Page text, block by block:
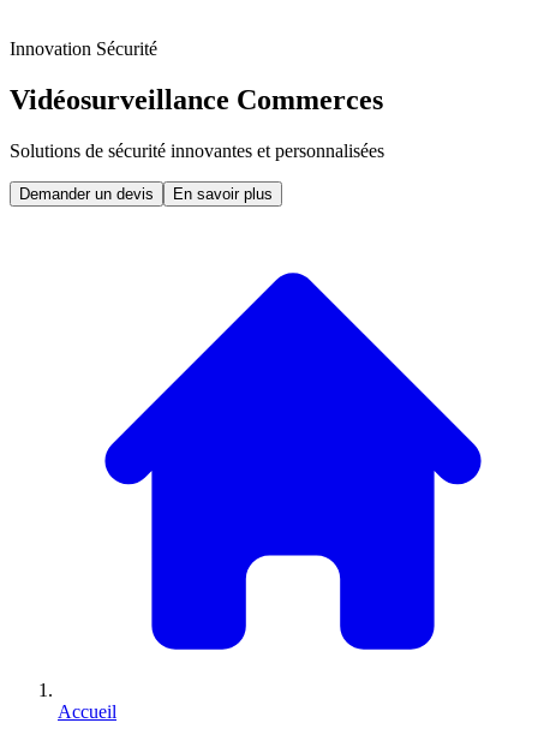
Innovation Sécurité
Vidéosurveillance Commerces
Solutions de sécurité innovantes et personnalisées
Demander un devis En savoir plus
Accueil